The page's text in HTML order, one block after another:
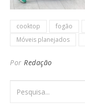
cooktop fogão
Móveis planejados
Por Redação